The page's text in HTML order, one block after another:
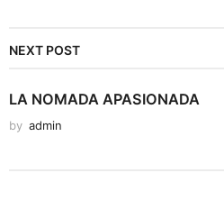
NEXT POST
LA NOMADA APASIONADA
by admin